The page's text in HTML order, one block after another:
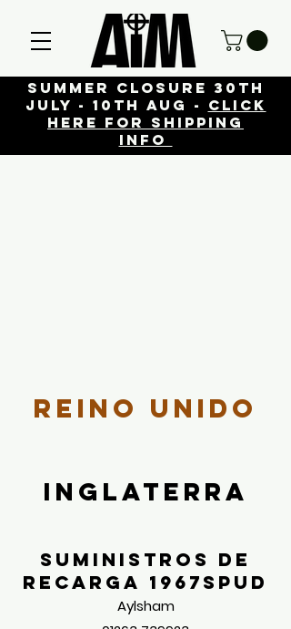
Summer closure 30th
July - 10th Aug - click
here for shipping
info
Reino Unido
Inglaterra
Suministros de
recarga 1967spud
Aylsham